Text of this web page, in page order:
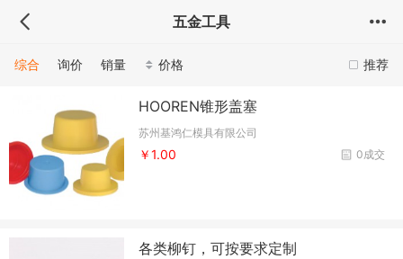
五金工具
推荐
综合 询价 销量 价格
HOOREN锥形盖塞
苏州基鸿仁模具有限公司
0成交
￥1.00
各类柳钉，可按要求定制